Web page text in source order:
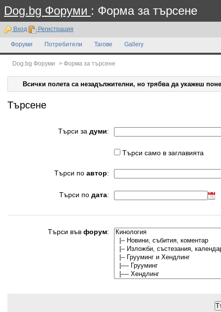
Dog.bg Форуми : Форма за търсене
Вход Регистрация
Форуми Потребители Тагове Gallery
Dog.bg Форуми > Форма за търсене
Всички полета са незадължителни, но трябва да укажеш
Търсене
Търси за думи:
Търси само в заглавията
Търси по автор:
Търси по дата:
Търси във форум: